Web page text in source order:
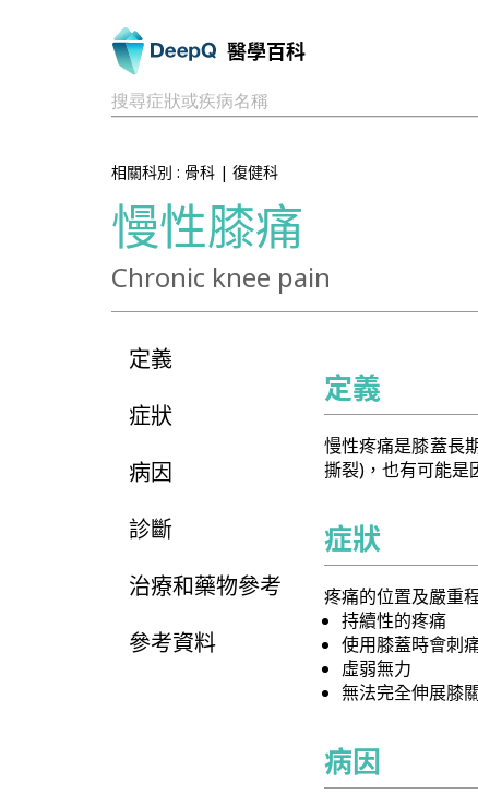
醫學百科
搜尋症狀或疾病名稱
相關科別 : 骨科 | 復健科
慢性膝痛
Chronic knee pain
定義
症狀
病因
診斷
治療和藥物參考
參考資料
定義
慢性疼痛是膝蓋長
撕裂)，也有可能是
症狀
疼痛的位置及嚴重
持續性的疼痛
使用膝蓋時會刺
虛弱無力
無法完全伸展膝
病因